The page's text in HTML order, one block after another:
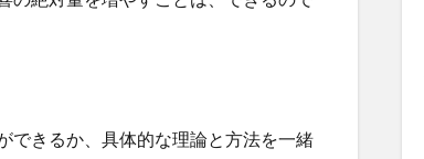
できるか、具体的な理論と方法を一緒